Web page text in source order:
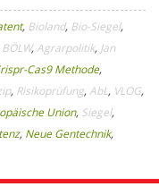
, Bioland, Bio-Siegel,
BÖLW, Agrarpolitik, Jan
Cas9 Methode,
, Risikoprüfung, AbL, VLOG,
Union, Siegel,
, Neue Gentechnik,